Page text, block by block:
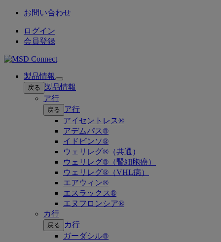
お問い合わせ
ログイン
会員登録
製品情報
Open
submenu
戻る 製品情報
ア行
戻る
ア行
アイセントレス®
アデムパス®
イドビンソ®
ウェリレグ®（共通）
ウェリレグ®（腎細胞癌）
ウェリレグ®（VHL病）
エアウィン®
エスラックス®
エヌフロンシア®
カ行
戻る
カ行
ガーダシル®